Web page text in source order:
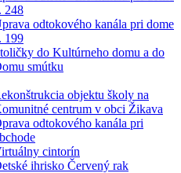
248
odtokového kanála pri dome
199
do Kultúrneho domu a do
smútku
objektu školy na
centrum v obci Žikava
odtokového kanála pri
cintorín
ihrisko Červený rak